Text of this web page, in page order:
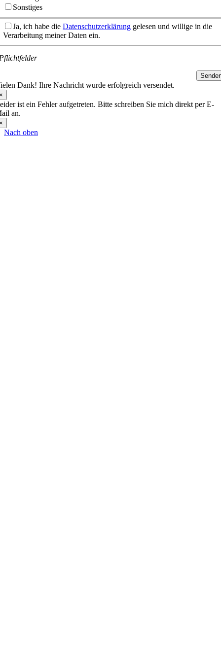
Sonstiges
Ja, ich habe dieDatenschutzerklärung gelesen und willige in die
Verarbeitung meiner Daten ein.
Dank! Ihre Nachricht wurde erfolgreich versendet.
ist ein Fehler aufgetreten. Bitte schreiben Sie mich direkt per E-
an.
Nach oben